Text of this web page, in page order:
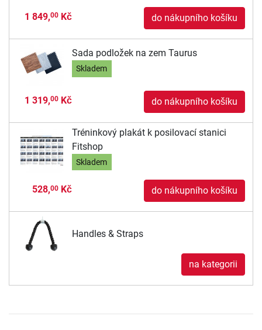
1 849,00Kč do nákupního košíku
Sada podložek na zem Taurus
Skladem
1 319,00Kč do nákupního košíku
Tréninkový plakát k posilovací stanici
Fitshop
Skladem
528,00Kč do nákupního košíku
Handles & Straps
na kategorii